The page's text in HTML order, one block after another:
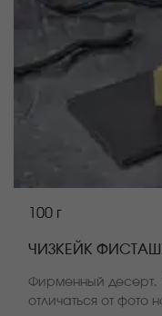
100 г
ЧИЗКЕЙК
Фирменный десерт.
отличаться от фото